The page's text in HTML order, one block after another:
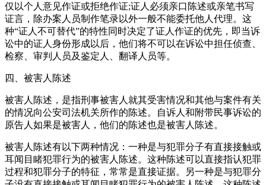
仅以个人意见作证或拒绝作证;证人必须亲口陈述或亲笔书写
证言，除办案人员制作笔录以外一般不能委托他人代理。这
种“证人不可替代”的特性同时决定了证人作证的优先，即当诉
讼中的证人身份形成以后，他们将不可以在诉讼中担任侦查、
检察、审判人员及鉴定人、翻译人员等。
四、被害人陈述
被害人陈述，是指刑事被害人就其受害情况和其他与案件有关
的情况向公安司法机关所作的陈述。自诉人和附带民事诉讼的
原告人如果是被害人，他们的陈述也是被害人陈述。
被害人陈述有以下两种情况：一种是与犯罪分子有直接接触或
耳闻目睹犯罪行为的被害人陈述。这种陈述可以直接指认犯罪
过程和犯罪分子的特征，常常是直接证据。另一种是与犯罪分